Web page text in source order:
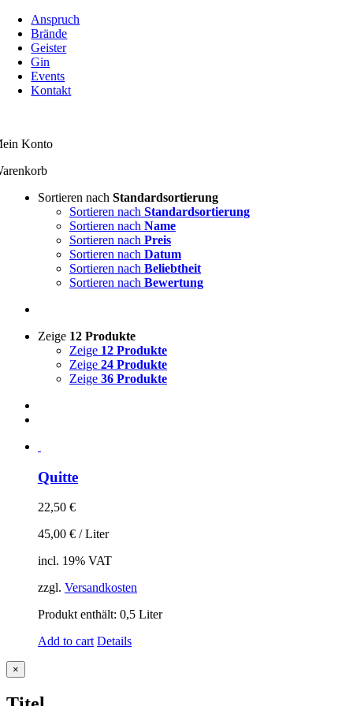
Zum
Inhalt
springen
Anspruch
Brände
Geister
Gin
Events
Kontakt
Konto
Sortieren nach Standardsortierung
Sortieren nach Standardsortierung
Sortieren nach Name
Sortieren nach Preis
Sortieren nach Datum
Sortieren nach Beliebtheit
Sortieren nach Bewertung
Zeige 12 Produkte
Zeige 12 Produkte
Zeige 24 Produkte
Zeige 36 Produkte
Quitte
22,50 €
45,00 € /Liter
incl. 19% VAT
zzgl. Versandkosten
Produkt enthält: 0,5 Liter
Add to cart Details
Close
product
×